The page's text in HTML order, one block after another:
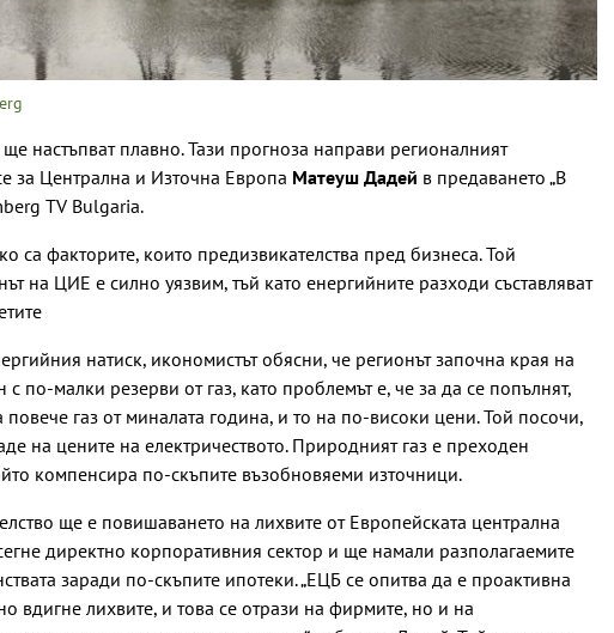
настъпват плавно. Тази прогноза направи регионалният
за Централна и Източна Европa Матеуш Дадей в предаването „В
TV Bulgaria.
са факторите, които предизвикателства пред бизнеса. Той
на ЦИЕ е силно уязвим, тъй като енергийните разходи съставляват
натиск, икономистът обясни, че регионът започна края на
с по-малки резерви от газ, като проблемът е, че за да се попълнят,
повече газ от миналата година, и то на по-високи цени. Той посочи,
на цените на електричеството. Природният газ е преходен
компенсира по-скъпите възобновяеми източници.
ще е повишаването на лихвите от Европейската централна
директно корпоративния сектор и ще намали разполагаемите
заради по-скъпите ипотеки. „ЕЦБ се опитва да е проактивна
вдигне лихвите, и това се отрази на фирмите, но и на